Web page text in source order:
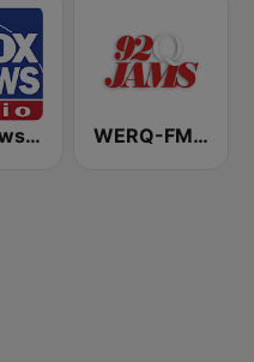
FOX News Radio WERQ-FM 92Q Jams (US Only)